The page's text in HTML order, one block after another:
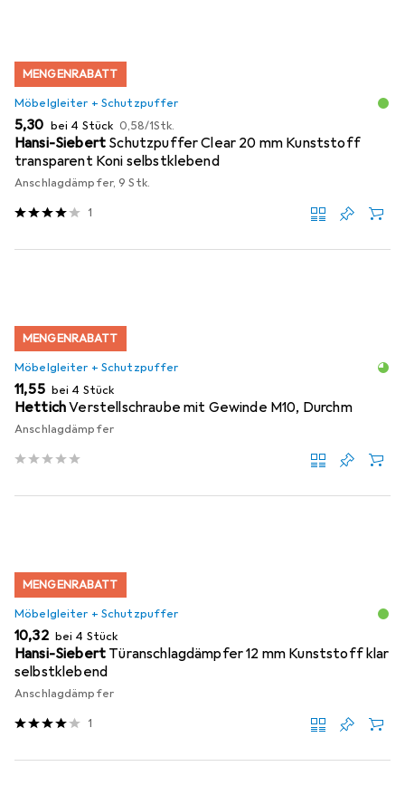
MENGENRABATT
Möbelgleiter + Schutzpuffer
EUR
5,30 bei 4 Stück EUR
0,58/1Stk.
Hansi-Siebert Schutzpuffer Clear 20 mm Kunststoff
transparent Koni selbstklebend
Anschlagdämpfer, 9 Stk.
1
MENGENRABATT
Möbelgleiter + Schutzpuffer
EUR
11,55 bei 4 Stück
HettichVerstellschraube mit Gewinde M10, Durchm
Anschlagdämpfer
MENGENRABATT
Möbelgleiter + Schutzpuffer
EUR
10,32 bei 4 Stück
Hansi-Siebert Türanschlagdämpfer 12 mm Kunststoff klar
selbstklebend
Anschlagdämpfer
1